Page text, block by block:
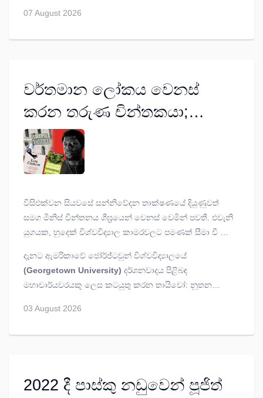
07 August 2026
වර්තමාන ලෝකය වෙනස්
කරන තරුණ චින්තකයා;
ඔලූෆෙමි ඕ. තායිවෝ (Olúfẹ́mi
O. Táíwò 1990); ප්‍රභූ ග්‍රහණය
විසිඑක්වන සියවසේ සන්නිවේදන තාක්ෂණයේ දියුණුවත්
සමග මිනිස් චින්තනය ශීඝ්‍රයෙන් වෙනස් වෙමින් පවතී. එවැනි
යුගයක, හුදෙක් විශ්වවිද්‍යාල කාමරවලට පමණක් සීමා වී තිබූ
සමග බද්ධ කරමින් ලෝකයේ අවධානය දිනාගත් තරුණ
දාර්ශනිකයකු ලෙස ඔලූෆෙමි ඕ. තායිවෝ හැඳින්විය හැකි ය.
දැනට ඇමරිකාවේ ජෝර්ජ්ටවුන් විශ්වවිද්‍යාලයේ
(Georgetown University) දර්ශනවාදය පිළිබඳ
මහාචාර්යවරයකු ලෙස කටයුතු කරන තායිවෝ: නූතන
විපර්යාස දෙස නව මානයකින් බැලීමට ලෝකයාට බල
03 August 2026
2022 දී පාස්කු නඩුවෙන් පූජිත්